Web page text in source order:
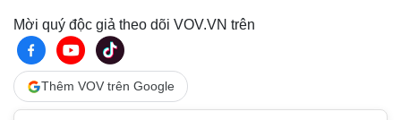
Tư vấn luật
Mời quý độc giả theo dõi VOV.VN trên
Thêm VOV trên Google